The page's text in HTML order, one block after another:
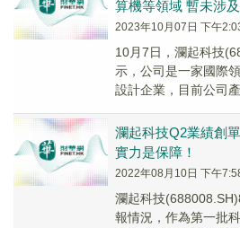
算機等領域 暫未涉
2023年10月07日 下午
10月7日，瀾起科技
示，公司是一家國際
設計企業，目前公司
瀾起科技Q2業績創
實力是保障！
2022年08月10日 下午
瀾起科技
報情況，作為第一批